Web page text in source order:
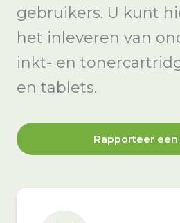
gebruikers. U kunt
het inleveren van
inkt- en
en tablets.
Rapporteer